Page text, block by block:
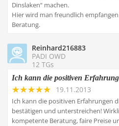
Dinslaken“ machen.
Hier wird man freundlich
Beratung.
Reinhard216883
PADI OWD
12 TGs
Ich kann die positiven
19.11.2013
Ich kann die positiven Erfahrungen
bestätigen und unterstreichen!
kompetente Beratung, faire Preise